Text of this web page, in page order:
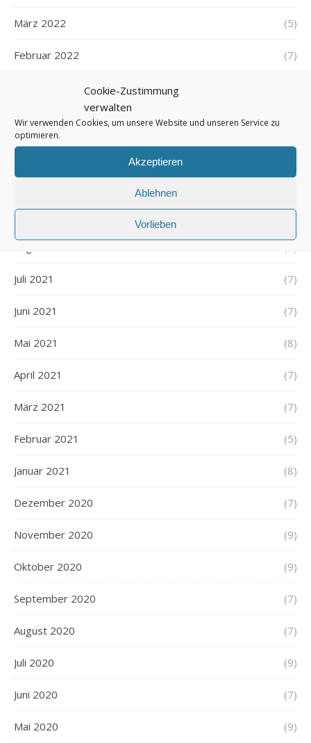
Cookie-Zustimmung
verwalten
Wir verwenden Cookies, um unsere Website und unseren Service zu
optimieren.
Akzeptieren
Ablehnen
Vorlieben
März 2022 (5)
Februar 2022 (7)
Dezember 2021
November 2021 (7)
September 2021 (7)
Juli 2021 (7)
Juni 2021 (7)
Mai 2021 (8)
April 2021 (7)
März 2021 (7)
Februar 2021 (5)
Januar 2021 (8)
Dezember 2020 (7)
November 2020 (9)
Oktober 2020 (9)
September 2020 (7)
August 2020 (7)
Juli 2020 (9)
Juni 2020 (7)
Mai 2020 (9)